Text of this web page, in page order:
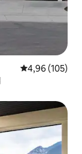
Průměrné
4,96 (105)